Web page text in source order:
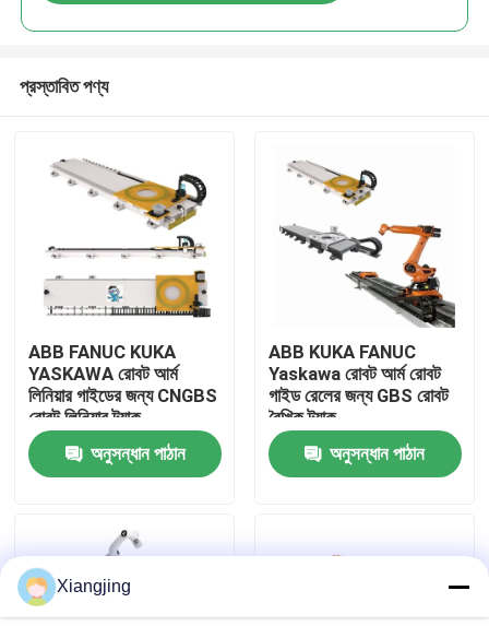
পণ্য
প্রস্তাবিত পণ্য
ABB FANUC KUKA
YASKAWA রোবট আর্ম
লিনিয়ার গাইডের জন্য CNGBS
রোবট লিনিয়ার ট্র্যাক
অনুসন্ধান পাঠান
ABB KUKA FANUC
Yaskawa রোবট আর্ম রোবট
গাইড রেলের জন্য GBS রোবট
রৈখিক ট্র্যাক
অনুসন্ধান পাঠান
Xiangjing